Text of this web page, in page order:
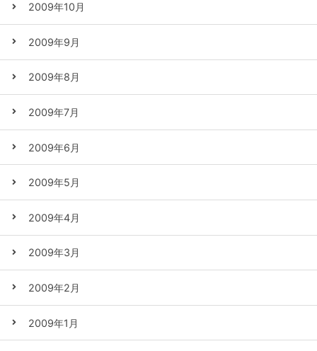
2009年10月
2009年9月
2009年8月
2009年7月
2009年6月
2009年5月
2009年4月
2009年3月
2009年2月
2009年1月